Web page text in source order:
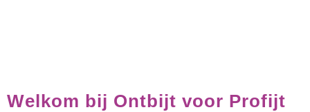
Welkom bij Ontbijt voor Profijt